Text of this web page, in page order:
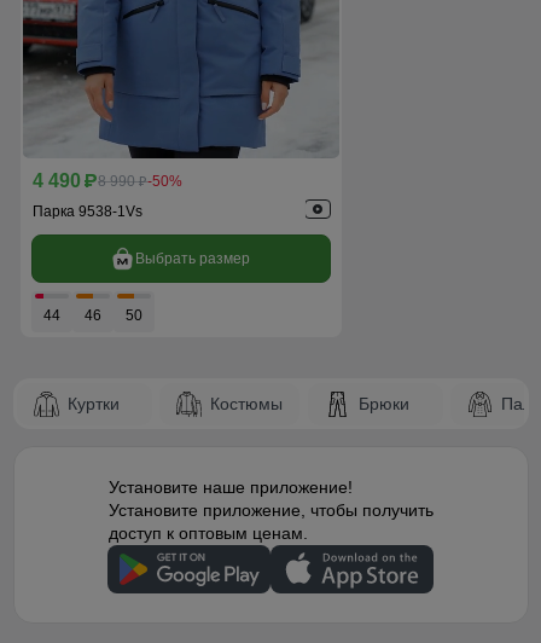
4 490 p8 990 p-50%
Парка 9538-1Vs
Выбрать размер
44 46 50
Куртки Костюмы Брюки
Установите наше приложение!
Установите приложение, чтобы получить
доступ к оптовым ценам.